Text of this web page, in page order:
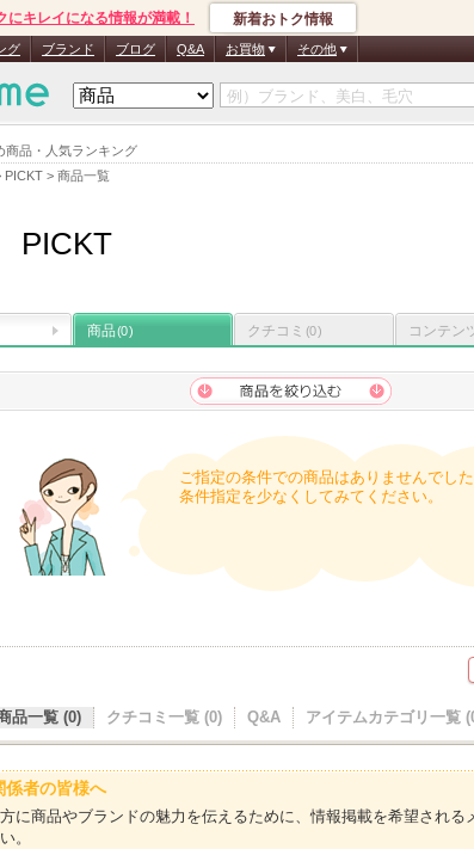
商品・人気ランキング
PICKT > 商品一覧
にキレイになる情報が満載！ 新着おトク情報
グ ブランド ブログ Q&A お買物 その他
PICKT
商品(0) クチコミ (0) コンテン
ご指定の条件での商品はありませんでした
条件指定を少なくしてみてください。
品一覧 (0) クチコミ一覧 (0) Q&A アイテムカテゴリ一覧
係者の皆様へ
に商品やブランドの魅力を伝えるために、情報掲載を希望される
。